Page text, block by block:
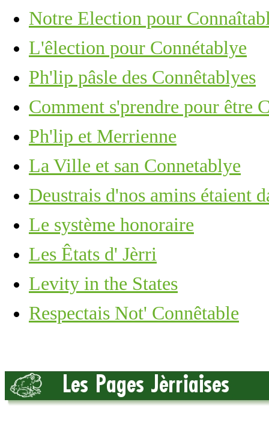
Notre Election pour
L'êlection pour Connétablye
Ph'lip pâsle des Connêtablyes
Comment s'prendre pour être
Ph'lip et Merrienne
La Ville et san Connetablye
Deustrais d'nos amins étaient
Le système honoraire
Les Êtats d' Jèrri
Levity in the States
Respectais Not' Connêtable